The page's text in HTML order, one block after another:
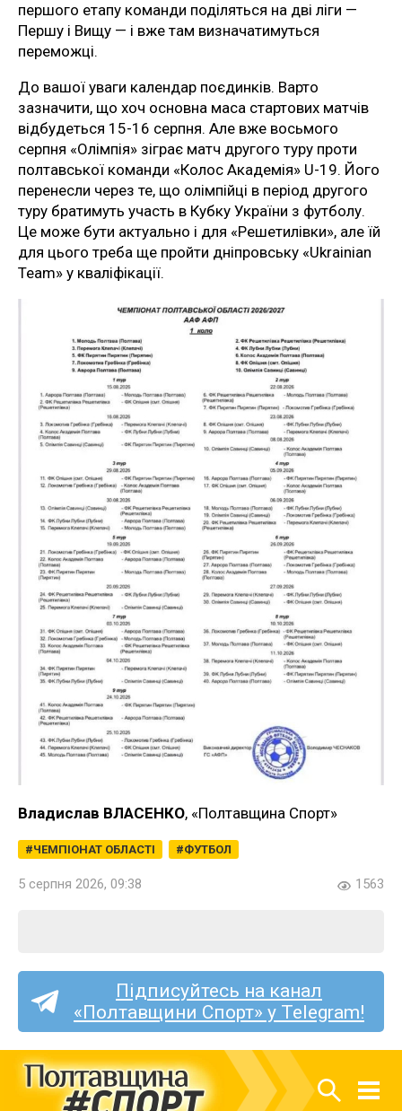
першого етапу команди поділяться на дві ліги —
Першу і Вищу — і вже там визначатимуться
переможці.
До вашої уваги календар поєдинків. Варто
зазначити, що хоч основна маса стартових матчів
відбудеться 15-16 серпня. Але вже восьмого
серпня «Олімпія» зіграє матч другого туру проти
полтавської команди «Колос Академія» U-19. Його
перенесли через те, що олімпійці в період другого
туру братимуть участь в Кубку України з футболу.
Це може бути актуально і для «Решетилівки», але їй
для цього треба ще пройти дніпровську «Ukrainian
Team» у кваліфікації.
Владислав ВЛАСЕНКО, «Полтавщина Спорт»
ЧЕМПІОНАТ ОБЛАСТІ ФУТБОЛ
5 серпня 2026, 09:38 1563
Підписуйтесь на канал
«Полтавщини Спорт» у Telegram!